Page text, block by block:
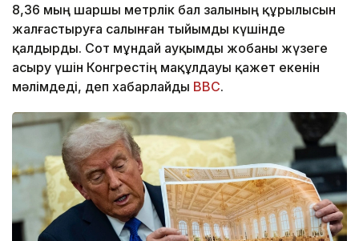
8,36 мың шаршы метрлік бал залының құрылысын
жалғастыруға салынған тыйымды күшінде
қалдырды. Сот мұндай ауқымды жобаны жүзеге
асыру үшін Конгрестің мақұлдауы қажет екенін
мәлімдеді, деп хабарлайды BBC.